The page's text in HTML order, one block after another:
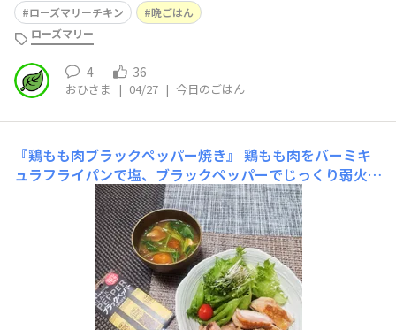
ローズマリーチキン
晩ごはん
ローズマリー
4 36
おひさま | 04/27 | 今日のごはん
『鶏もも肉ブラックペッパー焼き』 鶏もも肉をバーミキ
ュラフライパンで塩、ブラックペッパーでじっくり弱火で
焼いたら出来上がり。塩こしょうだけですが鶏の旨みもあ
って最高です。